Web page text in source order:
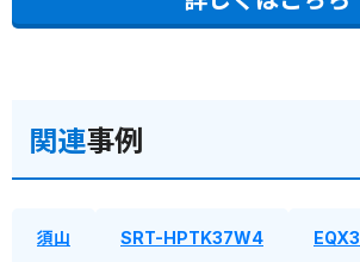
関連事例
須山 SRT-HPTK37W4